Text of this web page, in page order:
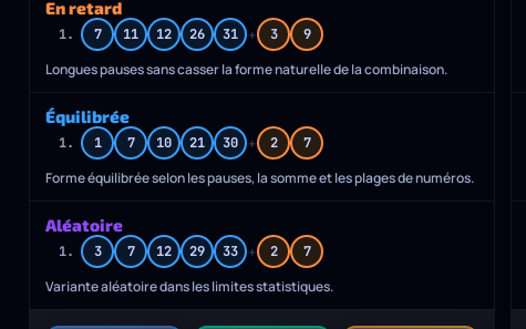
En retard
1. 7 11 12 26 31 + 3 9
Longues pauses sans casser la forme naturelle de la combinaison.
Équilibrée
1. 1 7 10 21 30 + 2 7
Forme équilibrée selon les pauses, la somme et les plages de numéros.
Aléatoire
1. 3 7 12 29 33 + 2 7
Variante aléatoire dans les limites statistiques.